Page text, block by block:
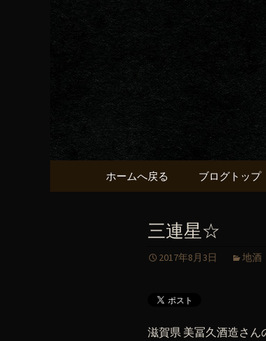
京都・
献うる
京都・五条烏丸の町
コンテンツへ移動
ホームへ戻る ブログトップ
三連星☆
2017年8月3日 地酒
滋賀県 美冨久酒造さん